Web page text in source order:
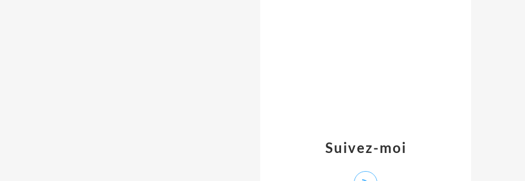
Suivez-moi